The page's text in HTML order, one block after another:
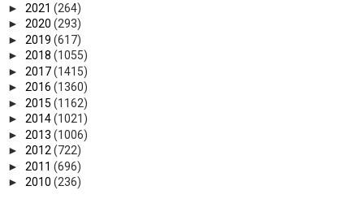
► 2021 (264)
► 2020 (293)
► 2019 (617)
► 2018 (1055)
► 2017(1415)
► 2016 (1360)
► 2015 (1162)
► 2014(1021)
► 2013 (1006)
► 2012(722)
► 2011 (696)
► 2010 (236)